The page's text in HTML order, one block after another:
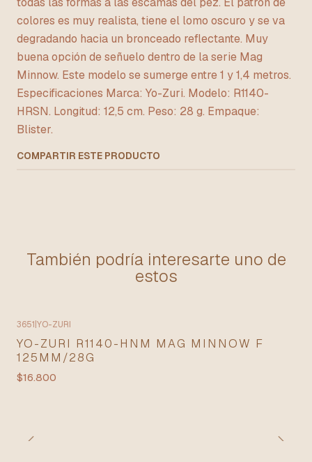
colores es muy realista, tiene el lomo oscuro y se va
degradando hacia un bronceado reflectante. Muy
buena opción de señuelo dentro de la serie Mag
Minnow. Este modelo se sumerge entre 1 y 1,4 metros.
Especificaciones Marca: Yo-Zuri. Modelo: R1140-
HRSN. Longitud: 12,5 cm. Peso: 28 g. Empaque:
Blister.
COMPARTIR ESTE PRODUCTO
También podría interesarte uno de
estos
3651 YO-ZURI
YO-ZURI R1140-HNM MAG MINNOW F
125MM/28G
$16.800